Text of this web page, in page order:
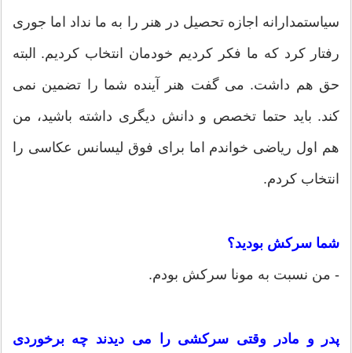
سیاستمدارانه اجازه تحصیل در هنر را به ما نداد اما جوری
رفتار کرد که ما فکر کردیم خودمان انتخاب کردیم. البته
حق هم داشت. می گفت هنر آینده شما را تضمین نمی
کند. باید حتما تخصص و دانش دیگری داشته باشید، من
هم اول ریاضی خواندم اما برای فوق لیسانس عکاسی را
انتخاب کردم.
شما سرکش بودید؟
- من نسبت به مونا سرکش بودم.
پدر و مادر وقتی سرکشی را می دیدند چه برخوردی